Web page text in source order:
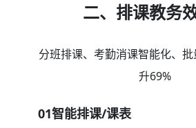
二、排课教务
分班排课、考勤消课智能化、
升69%
01智能排课/课表